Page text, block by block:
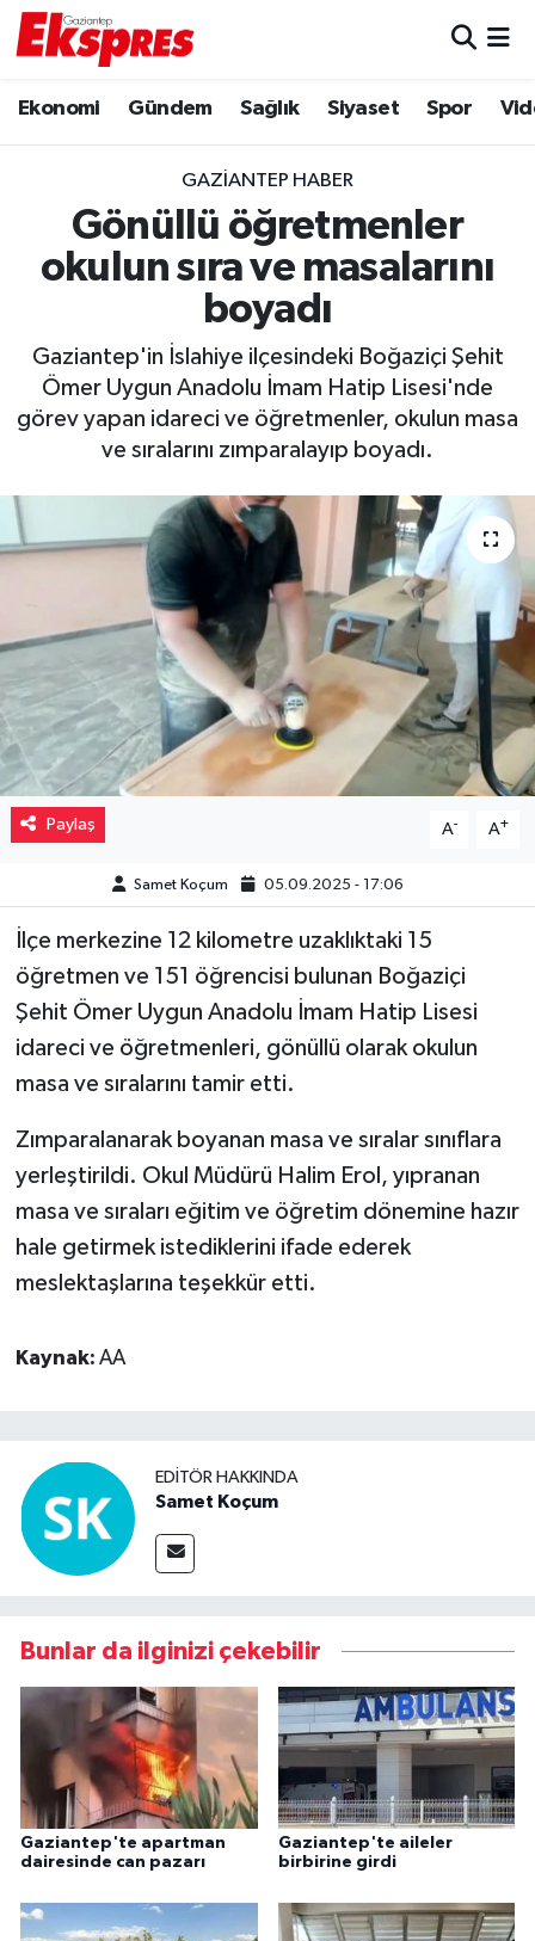
Ekonomi Gündem Sağlık Siyaset Spor
GAZIANTEP HABER
Gönüllü öğretmenler
okulun sıra ve masalarını
boyadı
Gaziantep'in İslahiye ilçesindeki Boğaziçi Şehit
Ömer Uygun Anadolu İmam Hatip Lisesi'nde
görev yapan idareci ve öğretmenler, okulun masa
ve sıralarını zımparalayıp boyadı.
Paylaş A- A+
Samet Koçum 05.09.2025 - 17:06
İlçe merkezine 12 kilometre uzaklıktaki 15
öğretmen ve 151 öğrencisi bulunan Boğaziçi
Şehit Ömer Uygun Anadolu İmam Hatip Lisesi
idareci ve öğretmenleri, gönüllü olarak okulun
masa ve sıralarını tamir etti.
Zımparalanarak boyanan masa ve sıralar sınıflara
yerleştirildi. Okul Müdürü Halim Erol, yıpranan
masa ve sıraları eğitim ve öğretim dönemine hazır
hale getirmek istediklerini ifade ederek
meslektaşlarına teşekkür etti.
Kaynak: AA
EDITÖR HAKKINDA
Samet Koçum
Bunlar da ilginizi çekebilir
Gaziantep'te apartman
dairesinde can pazarı
Gaziantep'te aileler
birbirine girdi
Ekonomi
Gaziantep son dakika
Genel
Haberler
Kültür Sanat
Piyasa
Resmi İlanlar
Sağlık
Sinemalar
Siyaset
Spor
Teknoloji
Türkiye
Yaşam
Yeme-İçme
Trafik Durumu
Puan Durumu ve Fikstür
Tüm Manşetler
Son Dakika Haberleri
Haber Arşivi